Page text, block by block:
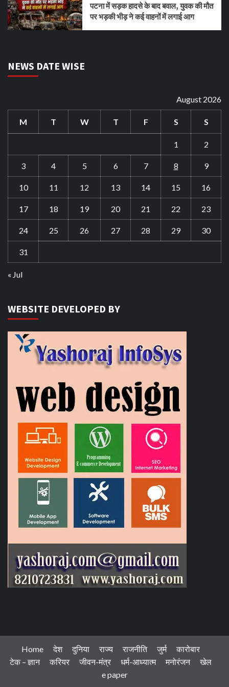
पटना में सड़क हादसे के बाद बवाल, युवक की मौत
पर भड़की भीड़ ने कई वाहनों में लगाई आग
NEWS DATE WISE
August 2026
M T W T F S S
1 2
3 4 5 6 7 8 9
10 11 12 13 14 15 16
17 18 19 20 21 22 23
24 25 26 27 28 29 30
31
« Jul
WEBSITE DEVELOPED BY
Home देश दुनिया राज्य राजनीति जुर्म
कारोबार
टेक – ज्ञान
करियर जीवन-मंत्र धर्म-आध्यात्म मनोरंजन
खेल
e paper